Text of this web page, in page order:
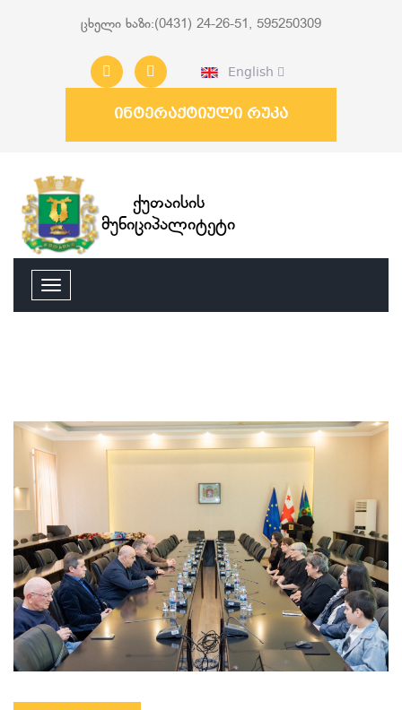
ცხელი ხაზი:(0431) 24-26-51, 595250309
English
ინტერაქტიული რუკა
ქუთაისის
მუნიციპალიტეტი